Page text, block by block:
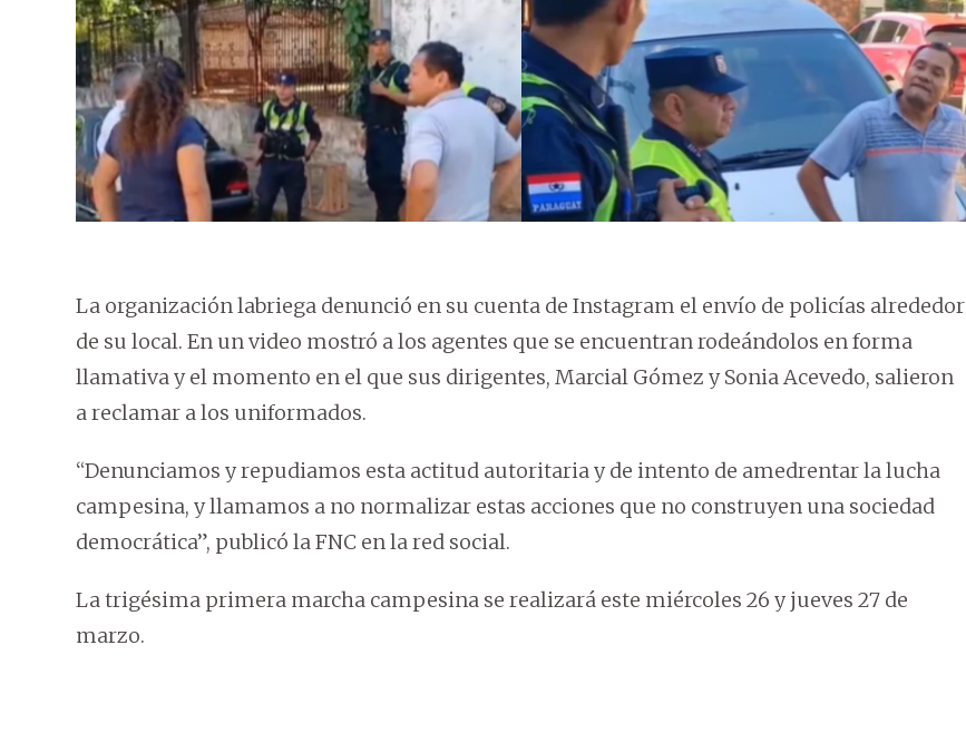
La organización labriega denunció en su cuenta de Instagram el envío de policías alrededor
de su local. En un video mostró a los agentes que se encuentran rodeándolos en forma
llamativa y el momento en el que sus dirigentes, Marcial Gómez y Sonia Acevedo, salieron
a reclamar a los uniformados.
“Denunciamos y repudiamos esta actitud autoritaria y de intento de amedrentar la lucha
campesina, y llamamos a no normalizar estas acciones que no construyen una sociedad
democrática”, publicó la FNC en la red social.
La trigésima primera marcha campesina se realizará este miércoles 26 y jueves 27 de
marzo.